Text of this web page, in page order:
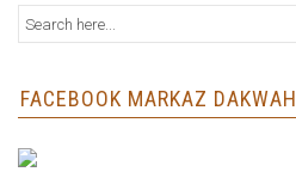
FACEBOOK MARKAZ DAKWAH